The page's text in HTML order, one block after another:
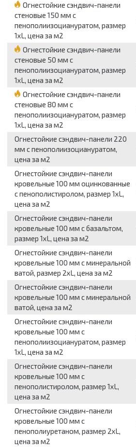
Огнестойкие сэндвич-панели
стеновые 150 мм с
пенополиизоциануратом, размер
1хL, цена за м2
Огнестойкие сэндвич-панели
стеновые 50 мм с
пенополиизоциануратом, размер
1хL, цена за м2
Огнестойкие сэндвич-панели
стеновые 80 мм с
пенополиизоциануратом, размер
1хL, цена за м2
Огнестойкие сэндвич-панели 220
мм с пенополиизоциануратом,
цена за м2
Огнестойкие сэндвич-панели
кровельные 100 мм оцинкованные
с пенополистиролом, размер 1хL,
цена за м2
Огнестойкие сэндвич-панели
кровельные 100 мм с базальтом,
размер 1хL, цена за м2
Огнестойкие сэндвич-панели
кровельные 100 мм с минеральной
ватой, размер 2хL, цена за м2
Огнестойкие сэндвич-панели
кровельные 100 мм с минеральной
ватой, цена за м2
Огнестойкие сэндвич-панели
кровельные 100 мм с
пенополиизоциануратом, размер
1хL, цена за м2
Огнестойкие сэндвич-панели
кровельные 100 мм с
пенополистиролом, размер 1хL,
цена за м2
Огнестойкие сэндвич-панели
кровельные 100 мм с
пенополиуретаном, размер 2хL,
цена за м2